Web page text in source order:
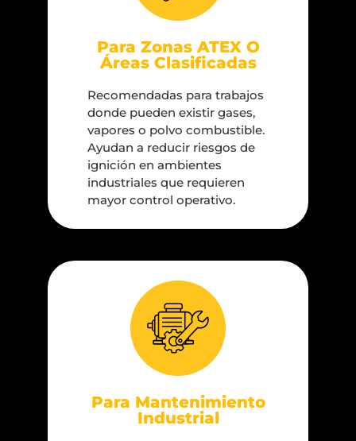
Para Zonas ATEX O
Áreas Clasificadas
Recomendadas para trabajos
donde pueden existir gases,
vapores o polvo combustible.
Ayudan a reducir riesgos de
ignición en ambientes
industriales que requieren
mayor control operativo.
Para Mantenimiento
Industrial